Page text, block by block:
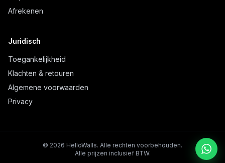
Afrekenen
Juridisch
Toegankelijkheid
Klachten & retouren
Algemene voorwaarden
Privacy
© 2026 HelloWalls. Alle rechten voorbehouden.
Alle prijzen inclusief BTW.